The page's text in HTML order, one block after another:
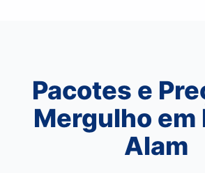
Pacotes e
Mergulho em
Alam